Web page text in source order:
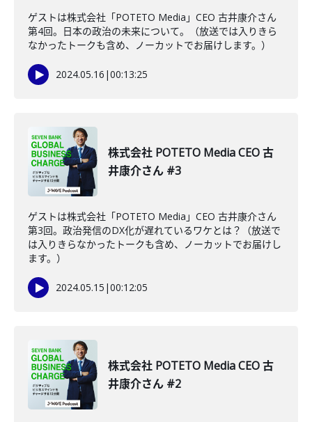
ゲストは株式会社「POTETO Media」CEO 古井康介さん
第4回。日本の政治の未来について。（放送では入りきら
なかったトークも含め、ノーカットでお届けします。）
2024.05.16 |00:13:25
株式会社 POTETO Media CEO 古
井康介さん #3
ゲストは株式会社「POTETO Media」CEO 古井康介さん
第3回。政治発信のDX化が遅れているワケとは？（放送で
は入りきらなかったトークも含め、ノーカットでお届けし
ます。）
2024.05.15 |00:12:05
株式会社 POTETO Media CEO 古
井康介さん #2